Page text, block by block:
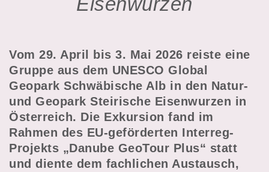
Vom 29. April bis 3. Mai 2026 reiste eine
Gruppe aus dem UNESCO Global
Geopark Schwäbische Alb in den Natur-
und Geopark Steirische Eisenwurzen in
Österreich. Die Exkursion fand im
Rahmen des EU-geförderten Interreg-
Projekts „Danube GeoTour Plus“ statt
und diente dem fachlichen Austausch,